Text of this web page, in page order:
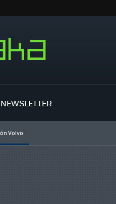
NEWSLETTER
Volvo